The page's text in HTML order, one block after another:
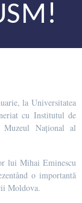
la Universitatea
cu Institutul de
Muzeul Național al
lui Mihai Eminescu
o importantă
Moldova.